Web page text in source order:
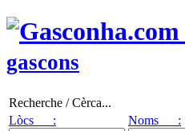
gascons
Recherche / Cèrca...
Lòcs :
Noms :